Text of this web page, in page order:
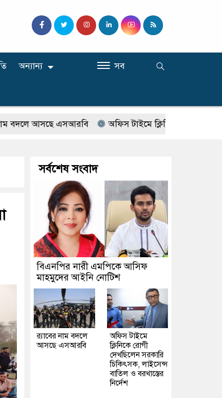
অন্যান্য সব
আসছে এসআরবি অফিস টাইমে ক্লিনিকে রোগী দেখছিলেন
সর্বশেষ সংবাদ
বিএনপির নারী এমপিকে আসিফ
মাহমুদের আইনি নোটিশ
র‍্যাবের নাম বদলে
আসছে এসআরবি
অফিস টাইমে
ক্লিনিকে রোগী
দেখছিলেন সরকারি
চিকিৎসক, লাইসেন্স
বাতিল ও বরখাস্তের
নির্দেশ